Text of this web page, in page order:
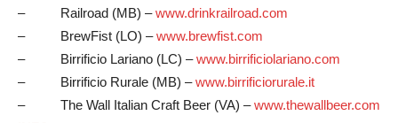
– Railroad (MB) –www.drinkrailroad.com
– BrewFist (LO) –www.brewfist.com
– Birrificio Lariano (LC) –www.birrificiolariano.com
– Birrificio Rurale (MB) –www.birrificiorurale.it
– The Wall Italian Craft Beer (VA) –www.thewallbeer.com